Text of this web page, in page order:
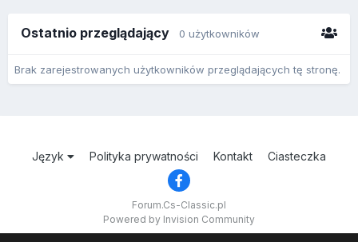
Ostatnio przeglądający 0 użytkowników
Brak zarejestrowanych użytkowników przeglądających tę stronę.
Język Polityka prywatności Kontakt Ciasteczka
Forum.Cs-Classic.pl
Powered by Invision Community